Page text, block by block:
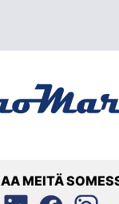
MEITÄ